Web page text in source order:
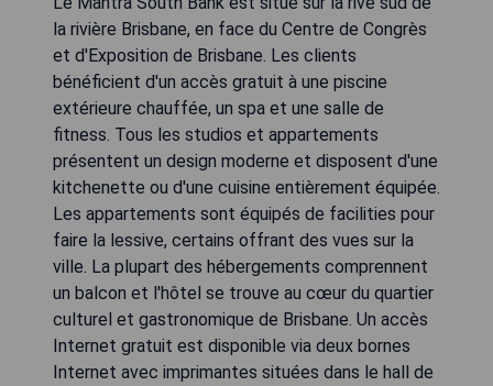
la rivière Brisbane, en face du Centre de Congrès
et d'Exposition de Brisbane. Les clients
bénéficient d'un accès gratuit à une piscine
extérieure chauffée, un spa et une salle de
fitness. Tous les studios et appartements
présentent un design moderne et disposent d'une
kitchenette ou d'une cuisine entièrement équipée.
Les appartements sont équipés de facilities pour
faire la lessive, certains offrant des vues sur la
ville. La plupart des hébergements comprennent
un balcon et l'hôtel se trouve au cœur du quartier
culturel et gastronomique de Brisbane. Un accès
Internet gratuit est disponible via deux bornes
Internet avec imprimantes situées dans le hall de